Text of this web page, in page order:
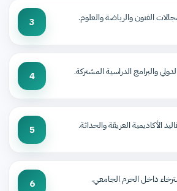
الفنون والرياضة والعلوم. 3
والبرامج الدراسية المشتركة. 4
الأكاديمية العريقة والحداثة. 5
داخل الحرم الجامعي. 6